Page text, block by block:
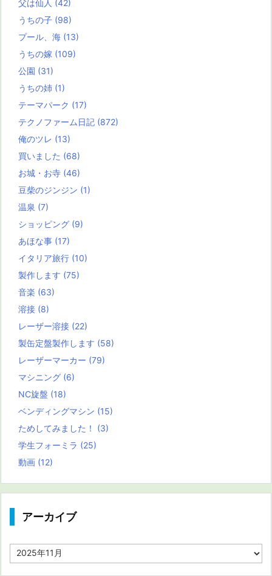
父は仙人 (42)
うちの子 (98)
プール、海 (13)
うちの嫁 (109)
公園 (31)
うちの姉 (1)
テーマパーク (17)
テクノファーム日記 (872)
俺のツレ (13)
買いました (68)
お城・お寺 (46)
豆柴のジンジン (1)
温泉 (7)
ショッピング (9)
あほな事 (17)
イタリア旅行 (10)
製作します (75)
音楽 (63)
溶接 (8)
レーザー溶接 (22)
製缶定盤製作します (58)
レーザーマーカー (79)
マシニング (6)
NC旋盤 (18)
ベンディングマシン (15)
ためしてみました！ (3)
学生フォーミラ (25)
動画 (12)
アーカイブ
ア